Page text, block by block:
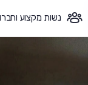
נשות מקצוע